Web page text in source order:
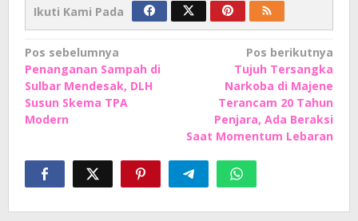
Ikuti Kami Pada
Navigasi
pos
Pos sebelumnya
Penanganan Sampah di
Sulbar Mendesak, DLH
Susun Skema TPA
Modern
Pos berikutnya
Tujuh Tersangka
Narkoba di Majene
Terancam 20 Tahun
Penjara, Ada Beraksi
Saat Momentum Lebaran